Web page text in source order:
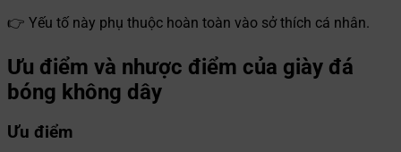
👉 Yếu tố này phụ thuộc hoàn toàn vào sở thích cá nhân.
Ưu điểm và nhược điểm của giày đá
bóng không dây
Ưu điểm